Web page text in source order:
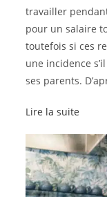
travailler
pour un salaire
toutefois si ces
une incidence
ses parents.
Lire la suite